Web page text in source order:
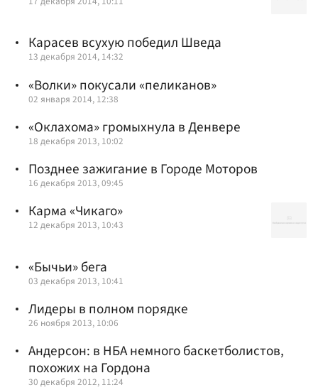
Карасев всухую победил Шведа
13 декабря 2014, 14:32
«Волки» покусали «пеликанов»
02 января 2014, 12:38
«Оклахома» громыхнула в Денвере
18 декабря 2013, 10:02
Позднее зажигание в Городе Моторов
16 декабря 2013, 09:45
Карма «Чикаго»
12 декабря 2013, 10:43
«Бычьи» бега
03 декабря 2013, 10:41
Лидеры в полном порядке
26 ноября 2013, 10:06
Андерсон: в НБА немного баскетболистов,
похожих на Гордона
30 декабря 2012, 11:24